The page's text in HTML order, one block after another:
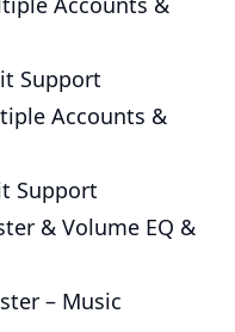
Support
Accounts &
Support
& Volume EQ &
– Music